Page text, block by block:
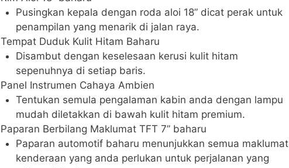
Pusingkan kepala dengan roda aloi 18” dicat perak untuk
penampilan yang menarik di jalan raya.
Tempat Duduk Kulit Hitam Baharu
Disambut dengan keselesaan kerusi kulit hitam
sepenuhnya di setiap baris.
Panel Instrumen Cahaya Ambien
Tentukan semula pengalaman kabin anda dengan lampu
mudah diletakkan di bawah kulit hitam premium.
Paparan Berbilang Maklumat TFT 7” baharu
Paparan automotif baharu menunjukkan semua maklumat
kenderaan yang anda perlukan untuk perjalanan yang